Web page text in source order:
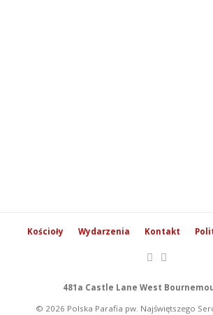
Kościoły Wydarzenia Kontakt
481a Castle Lane West
© 2026 Polska Parafia pw. Najświętszego